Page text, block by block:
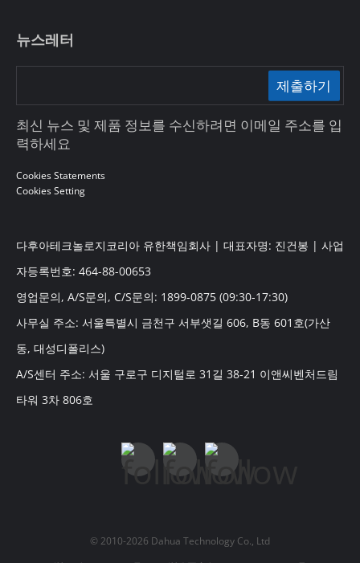
뉴스레터
제출하기
최신 뉴스 및 제품 정보를 수신하려면 이메일 주소를 입
력하세요
Cookies Statements
Cookies Setting
다후아테크놀로지코리아 유한책임회사 | 대표자명: 진건봉 | 사업
자등록번호: 464-88-00653
영업문의, A/S문의, C/S문의: 1899-0875 (09:30-17:30)
사무실 주소: 서울특별시 금천구 서부샛길 606, B동 601호(가산
동, 대성디폴리스)
A/S센터 주소: 서울 구로구 디지털로 31길 38-21 이앤씨벤처드림
타워 3차 806호
© 2010-2026 Dahua Technology Co., Ltd